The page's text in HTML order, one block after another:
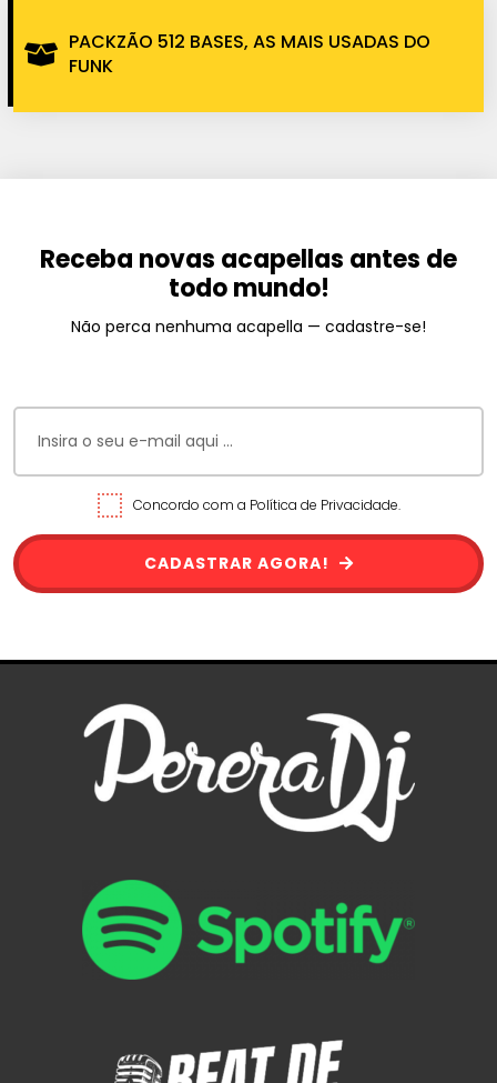
PACKZÃO 512 BASES, AS MAIS USADAS DO
FUNK
Receba novas acapellas antes de
todo mundo!
Não perca nenhuma acapella — cadastre-se!
Concordo com a Política de Privacidade.
CADASTRAR AGORA!